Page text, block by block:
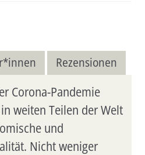
Rezensionen
Corona-Pandemie
weiten Teilen der Welt
und
Nicht weniger